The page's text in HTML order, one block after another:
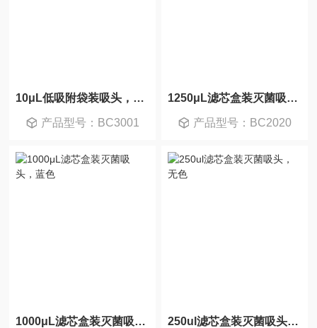
10μL低吸附袋装吸头，无色
产品型号：BC3001
1250μL滤芯盒装灭菌吸头，蓝色
产品型号：BC2020
1000μL滤芯盒装灭菌吸头，蓝色 250ul滤芯盒装灭菌吸头，无色